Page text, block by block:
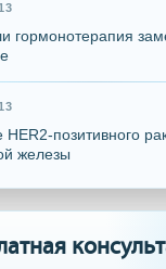
гормонотерапия
HER2-позитивного
железы